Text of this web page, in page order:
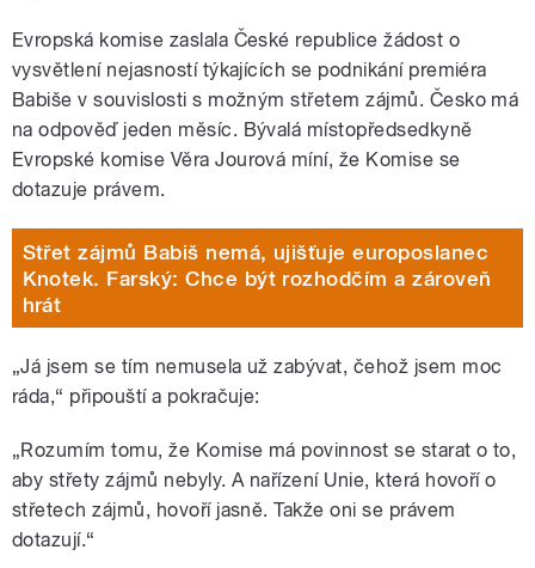
Evropská komise zaslala České republice žádost o
vysvětlení nejasností týkajících se podnikání premiéra
Babiše v souvislosti s možným střetem zájmů. Česko má
na odpověď jeden měsíc. Bývalá místopředsedkyně
Evropské komise Věra Jourová míní, že Komise se
dotazuje právem.
Střet zájmů Babiš nemá, ujišťuje europoslanec
Knotek. Farský: Chce být rozhodčím a zároveň
hrát
„Já jsem se tím nemusela už zabývat, čehož jsem moc
ráda,“ připouští a pokračuje:
„Rozumím tomu, že Komise má povinnost se starat o to,
aby střety zájmů nebyly. A nařízení Unie, která hovoří o
střetech zájmů, hovoří jasně. Takže oni se právem
dotazují.“